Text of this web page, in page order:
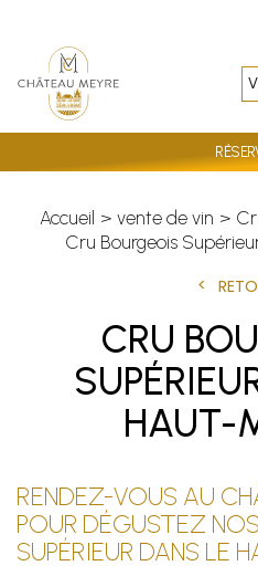
Accueil vente de vin
Cru Bourgeois
CRU
HAUT-
RENDEZ-VOUS AU
POUR DÉGUSTEZ
SUPÉRIEUR DANS LE